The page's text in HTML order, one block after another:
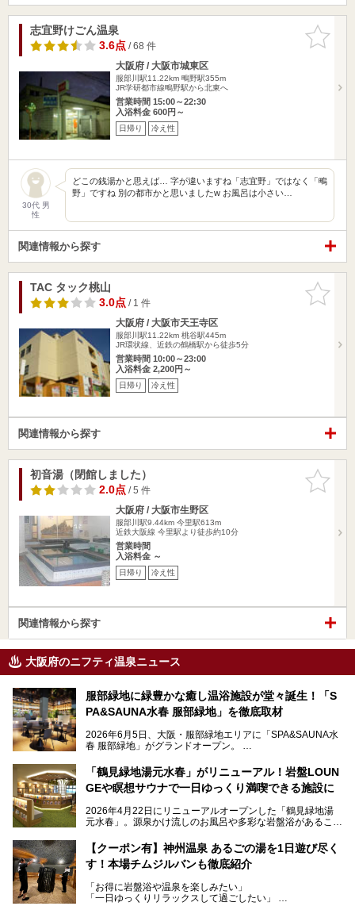
お気に入
りに追加
志宜野けごん温泉
3.6点/ 68 件
大阪府 / 大阪市城東区
服部川駅11.22km 鴫野駅355m
JR学研都市線鴫野駅から北東へ
営業時間 15:00～22:30
入浴料金 600円～
日帰り 冷え性
30代 男
性
どこの銭湯かと思えば… 字が違いますね「志宜野」ではなく「鴫
野」ですね 別の都市かと思いましたw お風呂は小さい…
関連情報から探す
お気に入
りに追加
TAC タック桃山
3.0点/ 1 件
大阪府 / 大阪市天王寺区
服部川駅11.22km 桃谷駅445m
JR環状線、近鉄の鶴橋駅から徒歩5分
営業時間 10:00～23:00
入浴料金 2,200円～
日帰り 冷え性
関連情報から探す
お気に入
りに追加
初音湯（閉館しました）
2.0点/ 5 件
大阪府 / 大阪市生野区
服部川駅9.44km 今里駅613m
近鉄大阪線 今里駅より徒歩約10分
営業時間
入浴料金 ～
日帰り 冷え性
関連情報から探す
大阪府のニフティ温泉ニュース
服部緑地に緑豊かな癒し温浴施設が堂々誕生！「S
PA&SAUNA水春 服部緑地」を徹底取材
2026年6月5日、大阪・服部緑地エリアに「SPA&SAUNA水
春 服部緑地」がグランドオープン。
当初の計画から約5年の時を経て誕生した本施設は、温泉・
サウナ・岩盤浴・フィットネス・ラウンジ・レストランなど
を融合した、これまでの“水春”のイメージをさらに進化させ
今回はオープン前の内覧会に参加し、館内のこだわりポイン
サウナー注目の3種のサウナや160cmの深水風呂、没入感の
高い岩盤浴エリア、日本最大の台数を誇る最新AIフィットネ
スマシンなど、見どころ満載の館内を詳しくご紹介します。
「鶴見緑地湯元水春」がリニューアル！岩盤LOUN
GEや瞑想サウナで一日ゆっくり満喫できる施設に
2026年4月22日にリニューアルオープンした「鶴見緑地湯
元水春」。源泉かけ流しのお風呂や多彩な岩盤浴があること
に“一日中くつろげる場所”としてパワーアップしています。
今回のリニューアルでは、新たに登場した瞑想サウナをはじ
見どころが盛りだくさん。日常の疲れを癒やしたい方はもち
ろん、休日にゆったり過ごしたい方にもぴったりの内容とな
【クーポン有】神州温泉 あるごの湯を1日遊び尽く
す！本場チムジルバンも徹底紹介
「お得に岩盤浴や温泉を楽しみたい」
「一日ゆっくりリラックスして過ごしたい」